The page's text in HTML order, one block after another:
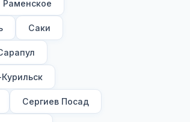
Раменское
Саки
Сергиев Посад